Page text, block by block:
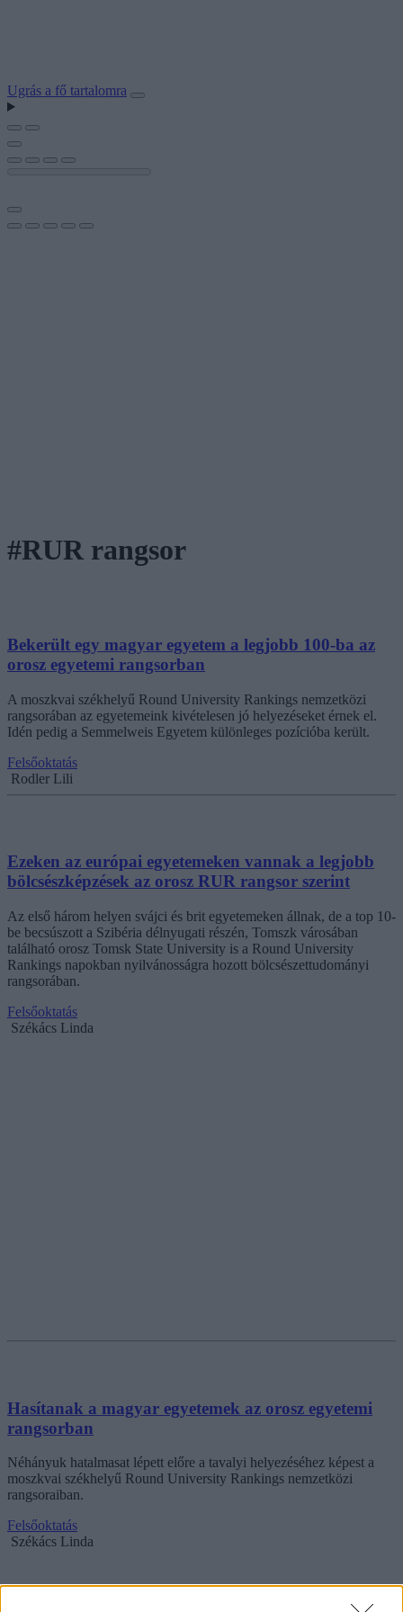
Ugrás a fő tartalomra
#RUR rangsor
Bekerült egy magyar egyetem a legjobb 100-ba az
orosz egyetemi rangsorban
A moszkvai székhelyű Round University Rankings nemzetközi
rangsorában az egyetemeink kivételesen jó helyezéseket érnek el.
Idén pedig a Semmelweis Egyetem különleges pozícióba került.
Felsőoktatás
Rodler Lili
Ezeken az európai egyetemeken vannak a legjobb
bölcsészképzések az orosz RUR rangsor szerint
Az első három helyen svájci és brit egyetemeken állnak, de a top 10-
be becsúszott a Szibéria délnyugati részén, Tomszk városában
található orosz Tomsk State University is a Round University
Rankings napokban nyilvánosságra hozott bölcsészettudományi
rangsorában.
Felsőoktatás
Székács Linda
Hasítanak a magyar egyetemek az orosz egyetemi
rangsorban
Néhányuk hatalmasat lépett előre a tavalyi helyezéséhez képest a
moszkvai székhelyű Round University Rankings nemzetközi
rangsoraiban.
Felsőoktatás
Székács Linda